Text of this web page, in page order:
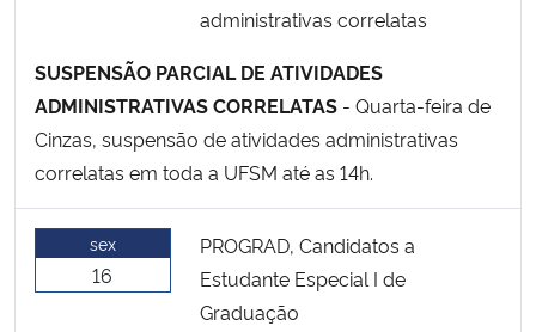
administrativas correlatas
SUSPENSÃO PARCIAL DE ATIVIDADES
ADMINISTRATIVAS CORRELATAS - Quarta-feira de
Cinzas, suspensão de atividades administrativas
correlatas em toda a UFSM até as 14h.
sex
16
PROGRAD, Candidatos a
Estudante Especial I de
Graduação